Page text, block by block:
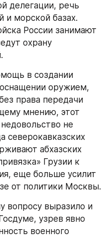
делегации, речь
и морской базах.
России занимают
охрану
в создании
оружием,
права передачи
мнению, этот
не
северокавказских
абхазских
Грузии к
еще больше усилит
от политики Москвы.
вопросу выразило и
узрев явно
военного